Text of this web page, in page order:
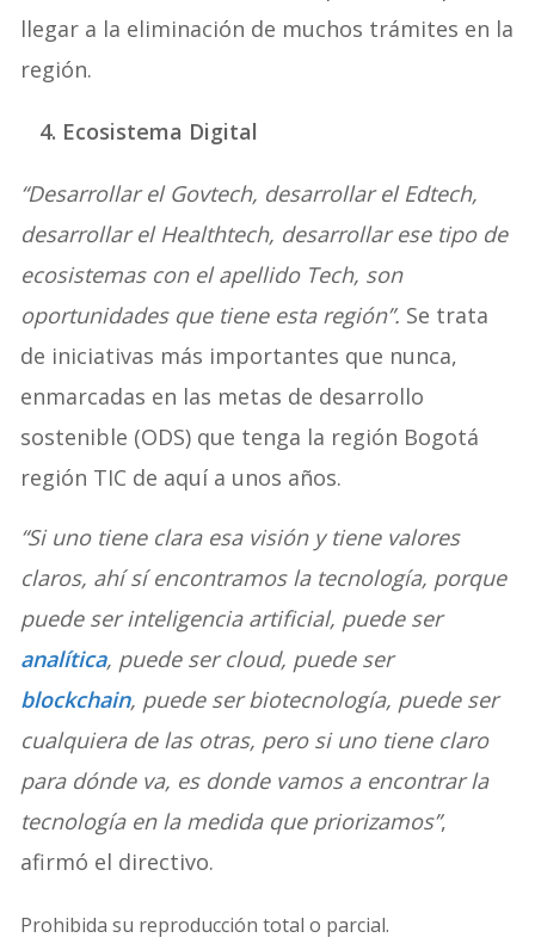
llegar a la eliminación de muchos trámites en la
región.
4. Ecosistema Digital
“Desarrollar el Govtech, desarrollar el Edtech,
desarrollar el Healthtech, desarrollar ese tipo de
ecosistemas con el apellido Tech, son
oportunidades que tiene esta región”. Se trata
de iniciativas más importantes que nunca,
enmarcadas en las metas de desarrollo
sostenible (ODS) que tenga la región Bogotá
región TIC de aquí a unos años.
“Si uno tiene clara esa visión y tiene valores
claros, ahí sí encontramos la tecnología, porque
puede ser inteligencia artificial, puede ser
analítica, puede ser cloud, puede ser
blockchain, puede ser biotecnología, puede ser
cualquiera de las otras, pero si uno tiene claro
para dónde va, es donde vamos a encontrar la
tecnología en la medida que priorizamos”,
afirmó el directivo.
Prohibida su reproducción total o parcial.